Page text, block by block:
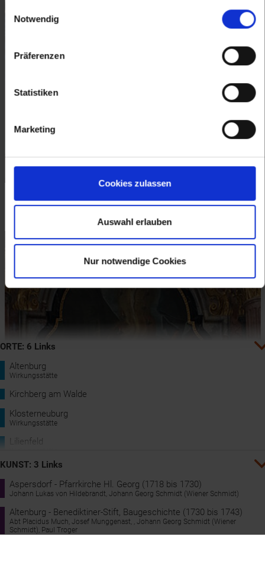
in denen Sie Ihre Rechte uU nicht effektiv durchsetzen
möglicherweise mit weiteren Daten zusammen, die Sie
ihnen bereitgestellt haben oder die sie im Rahmen Ihrer
Notwendig
Präferenzen
Statistiken
Marketing
Cookies zulassen
Auswahl erlauben
Nur notwendige Cookies
Muttergottes, Altarbild des Annenaltars, Johann Georg Schmidt,
ORTE: 6 Links
Altenburg
Wirkungsstätte
Kirchberg am Walde
Klosterneuburg
Wirkungsstätte
Lilienfeld
Schönbach
Zwettl Stift
Wirkungsstätte
KUNST: 3 Links
Aspersdorf - Pfarrkirche Hl. Georg (1718 bis 1730)
Johann Lukas von Hildebrandt, Johann Georg Schmidt (Wiener Schmidt)
Altenburg - Benediktiner-Stift, Baugeschichte (1730 bis 1743)
Abt Placidus Much, Josef Munggenast, , Johann Georg Schmidt (Wiener
Schmidt), Paul Troger